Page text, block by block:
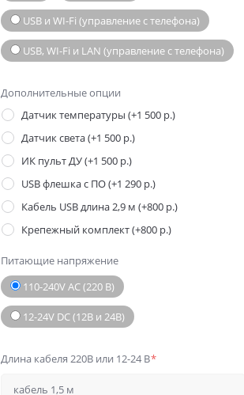
USB и WI-Fi (управление с телефона)
USB, WI-Fi и LAN (управление с телефона)
Дополнительные опции
Датчик температуры (+1 500 р.)
Датчик света (+1 500 р.)
ИК пульт ДУ (+1 500 р.)
USB флешка с ПО (+1 290 р.)
Кабель USB длина 2,9 м (+800 р.)
Крепежный комплект (+800 р.)
Питающие напряжение
110-240V AC (220 В)
12-24V DC (12В и 24В)
Длина кабеля 220В или 12-24 В*